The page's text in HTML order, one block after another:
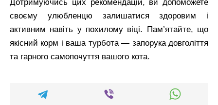
Дотримуючись цих рекомендацій, ви допоможете
своєму улюбленцю залишатися здоровим і
активним навіть у похилому віці. Пам’ятайте, що
якісний корм і ваша турбота — запорука довголіття
та гарного самопочуття вашого кота.